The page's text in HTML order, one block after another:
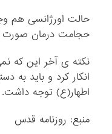
حالت اورژانسی هم
حجامت درمان صورت
نکته ی آخر این که
انکار کرد و باید به
اطهار(ع) توجه داشت.
منبع: روزنامه قدس